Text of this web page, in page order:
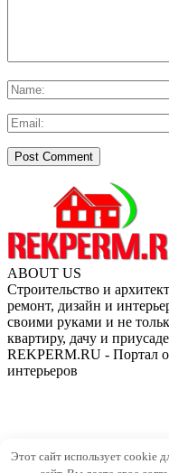
ABOUT US
Строительство и
ремонт, дизайн и
своими руками и не
квартиру, дачу и
REKPERM.RU - Портал о
интерьеров
Этот сайт использует cookie